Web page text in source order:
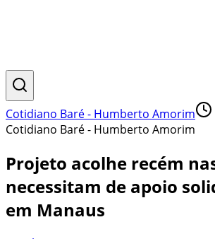
Cotidiano Baré - Humberto Amorim
Cotidiano Baré - Humberto Amorim
Projeto acolhe recém
necessitam de apoio
em Manaus